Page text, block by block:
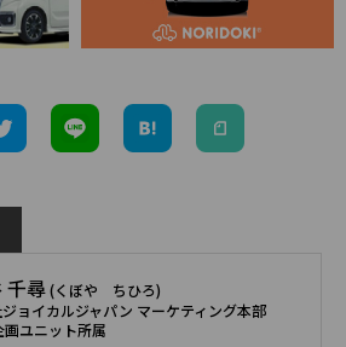
千尋(くぼや ちひろ)
ョイカルジャパン マーケティング本部
画ユニット所属